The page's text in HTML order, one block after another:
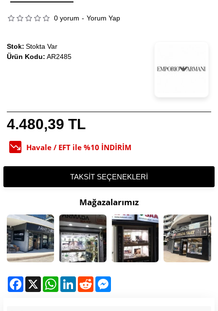
0 yorum - Yorum Yap
4.480,39 TL
Havale / EFT ile %10 İNDİRİM
Stok: Stokta Var
Ürün Kodu: AR2485
TAKSIT SEÇENEKLERI
Mağazalarımız
Facebook
X WhatsAppLinkedInReddit